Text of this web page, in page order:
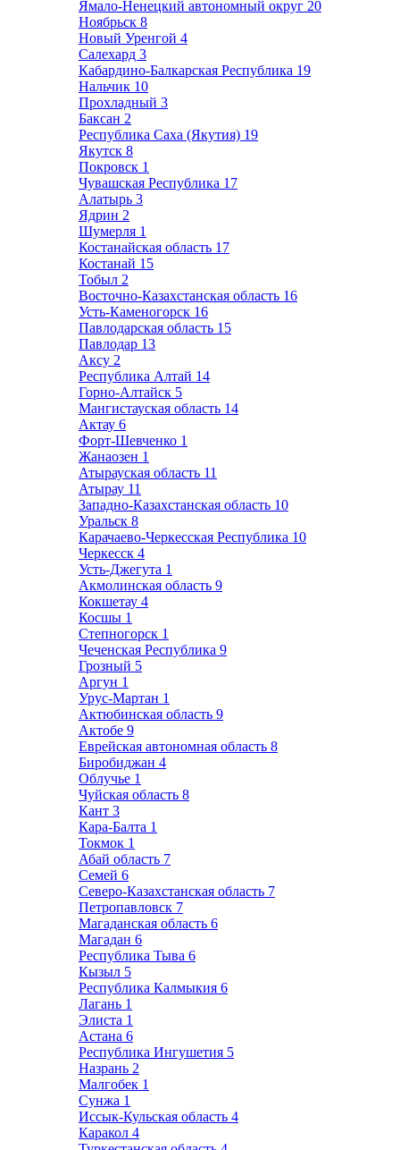
Ямало-Ненецкий автономный округ 20
Ноябрьск 8
Новый Уренгой 4
Салехард 3
Кабардино-Балкарская Республика 19
Нальчик 10
Прохладный 3
Баксан 2
Республика Саха (Якутия) 19
Якутск 8
Покровск 1
Чувашская Республика 17
Алатырь 3
Ядрин 2
Шумерля 1
Костанайская область 17
Костанай 15
Тобыл 2
Восточно-Казахстанская область 16
Усть-Каменогорск 16
Павлодарская область 15
Павлодар 13
Аксу 2
Республика Алтай 14
Горно-Алтайск 5
Мангистауская область 14
Актау 6
Форт-Шевченко 1
Жанаозен 1
Атырауская область 11
Атырау 11
Западно-Казахстанская область 10
Уральск 8
Карачаево-Черкесская Республика 10
Черкесск 4
Усть-Джегута 1
Акмолинская область 9
Кокшетау 4
Косшы 1
Степногорск 1
Чеченская Республика 9
Грозный 5
Аргун 1
Урус-Мартан 1
Актюбинская область 9
Актобе 9
Еврейская автономная область 8
Биробиджан 4
Облучье 1
Чуйская область 8
Кант 3
Кара-Балта 1
Токмок 1
Абай область 7
Семей 6
Северо-Казахстанская область 7
Петропавловск 7
Магаданская область 6
Магадан 6
Республика Тыва 6
Кызыл 5
Республика Калмыкия 6
Лагань 1
Элиста 1
Астана 6
Республика Ингушетия 5
Назрань 2
Малгобек 1
Сунжа 1
Иссык-Кульская область 4
Каракол 4